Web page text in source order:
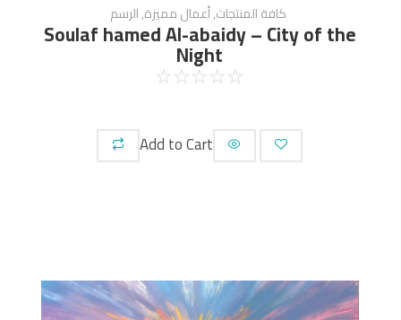
كافة المنتجات,أعمال مميزة,الرسم
Soulaf hamed Al-abaidy – City of the
Night
☆
☆
☆
☆
☆
Add to Cart